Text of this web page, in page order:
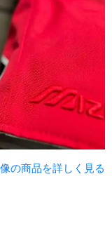
の商品を詳しく見る